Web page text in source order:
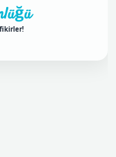
fikirler!